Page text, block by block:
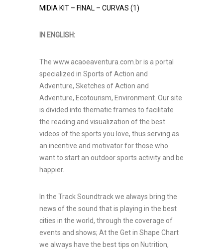
MIDIA KIT – FINAL – CURVAS (1)
IN ENGLISH:
The www.acaoeaventura.com.br is a portal
specialized in Sports of Action and
Adventure, Sketches of Action and
Adventure, Ecotourism, Environment. Our site
is divided into thematic frames to facilitate
the reading and visualization of the best
videos of the sports you love, thus serving as
an incentive and motivator for those who
want to start an outdoor sports activity and be
happier.
In the Track Soundtrack we always bring the
news of the sound that is playing in the best
cities in the world, through the coverage of
events and shows; At the Get in Shape Chart
we always have the best tips on Nutrition,